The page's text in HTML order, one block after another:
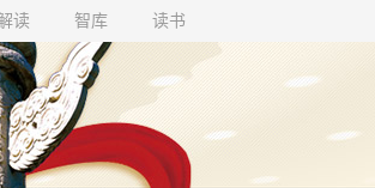
读 智库 读书